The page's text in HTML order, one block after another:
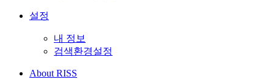
설정
내 정보
검색환경설정
About RISS